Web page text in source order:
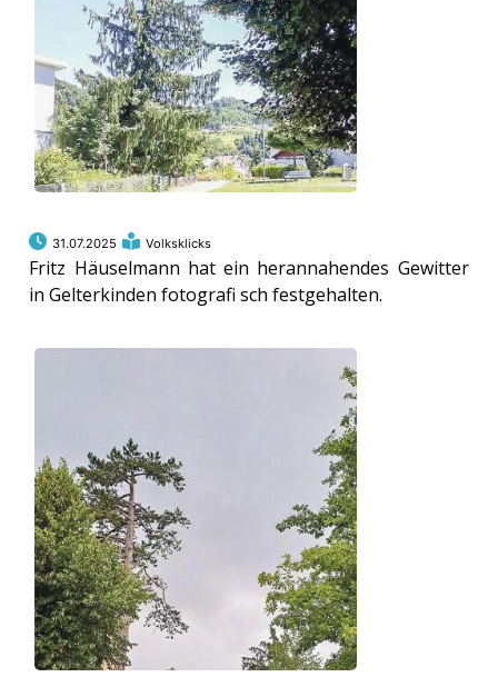
31.07.2025 Volksklicks
Fritz Häuselmann hat ein herannahendes Gewitter
in Gelterkinden fotografi sch festgehalten.